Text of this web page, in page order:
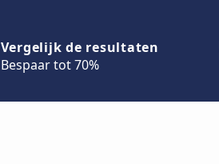
Vergelijk de resultaten
Bespaar tot 70%